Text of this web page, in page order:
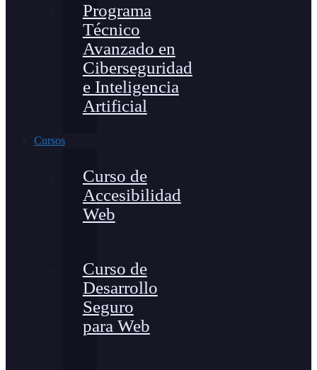
Programa
Técnico
Avanzado en
Ciberseguridad
e Inteligencia
Artificial
Cursos
Curso de
Accesibilidad
Web
Curso de
Desarrollo
Seguro
para Web